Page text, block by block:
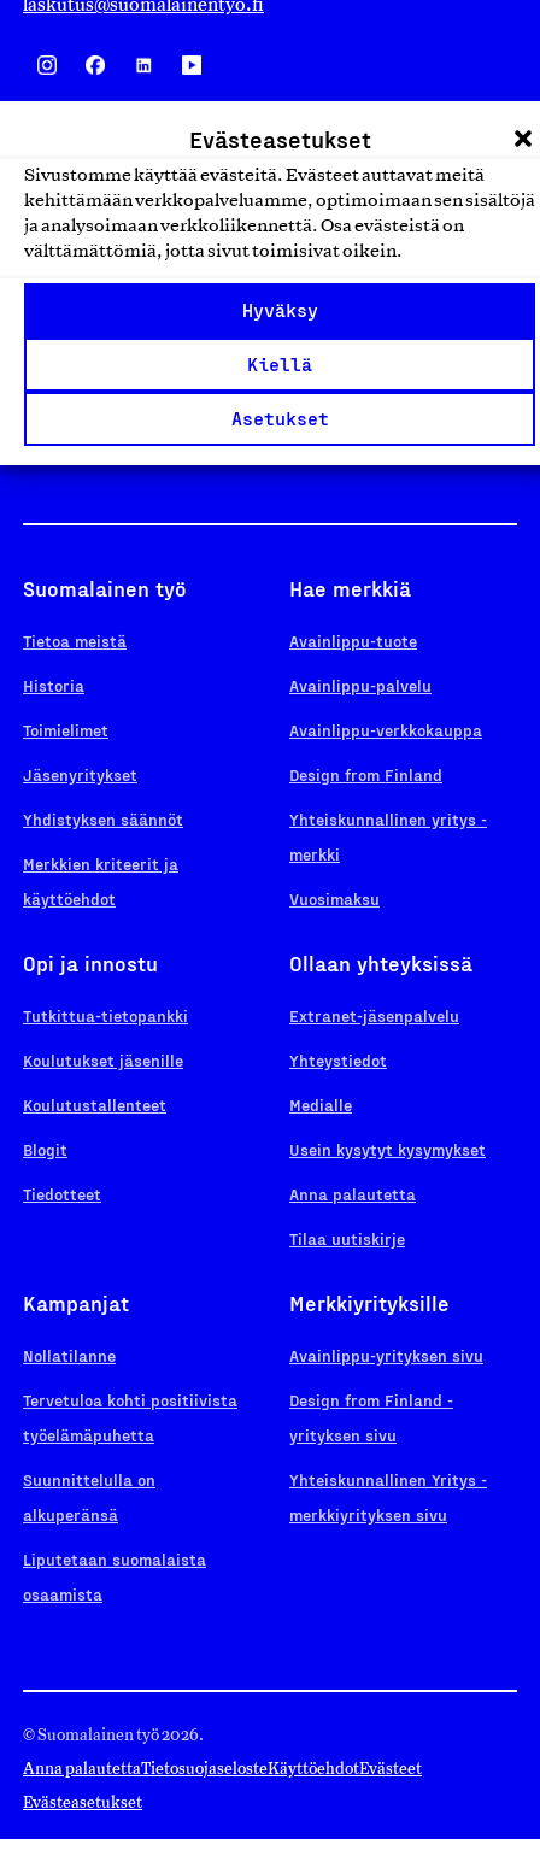
Evästeasetukset
Sivustomme käyttää evästeitä. Evästeet auttavat meitä
kehittämään verkkopalveluamme, optimoimaan sen sisältöjä
ja analysoimaan verkkoliikennettä. Osa evästeistä on
välttämättömiä, jotta sivut toimisivat oikein.
Hyväksy
Kiellä
Asetukset
Design From Finland
Yhteiskunnallinen Yritys -merkki
Suomalainen työ
Tietoa meistä
Historia
Toimielimet
Jäsenyritykset
Yhdistyksen säännöt
Merkkien kriteerit ja
käyttöehdot
Hae merkkiä
Avainlippu-tuote
Avainlippu-palvelu
Avainlippu-verkkokauppa
Design from Finland
Yhteiskunnallinen yritys -
merkki
Vuosimaksu
Opi ja innostu
Tutkittua-tietopankki
Koulutukset jäsenille
Koulutustallenteet
Blogit
Tiedotteet
Ollaan yhteyksissä
Extranet-jäsenpalvelu
Yhteystiedot
Medialle
Usein kysytyt kysymykset
Anna palautetta
Tilaa uutiskirje
Kampanjat
Nollatilanne
Tervetuloa kohti positiivista
työelämäpuhetta
Suunnittelulla on
alkuperänsä
Liputetaan suomalaista
osaamista
Merkkiyrityksille
Avainlippu-yrityksen sivu
Design from Finland -
yrityksen sivu
Yhteiskunnallinen Yritys -
merkkiyrityksen sivu
© Suomalainen työ 2026.
Anna palautettaTietosuojaselosteKäyttöehdotEvästeet
Evästeasetukset